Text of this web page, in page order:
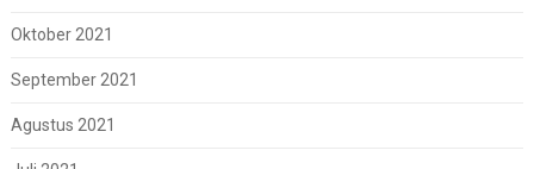
Oktober 2021
September 2021
Agustus 2021